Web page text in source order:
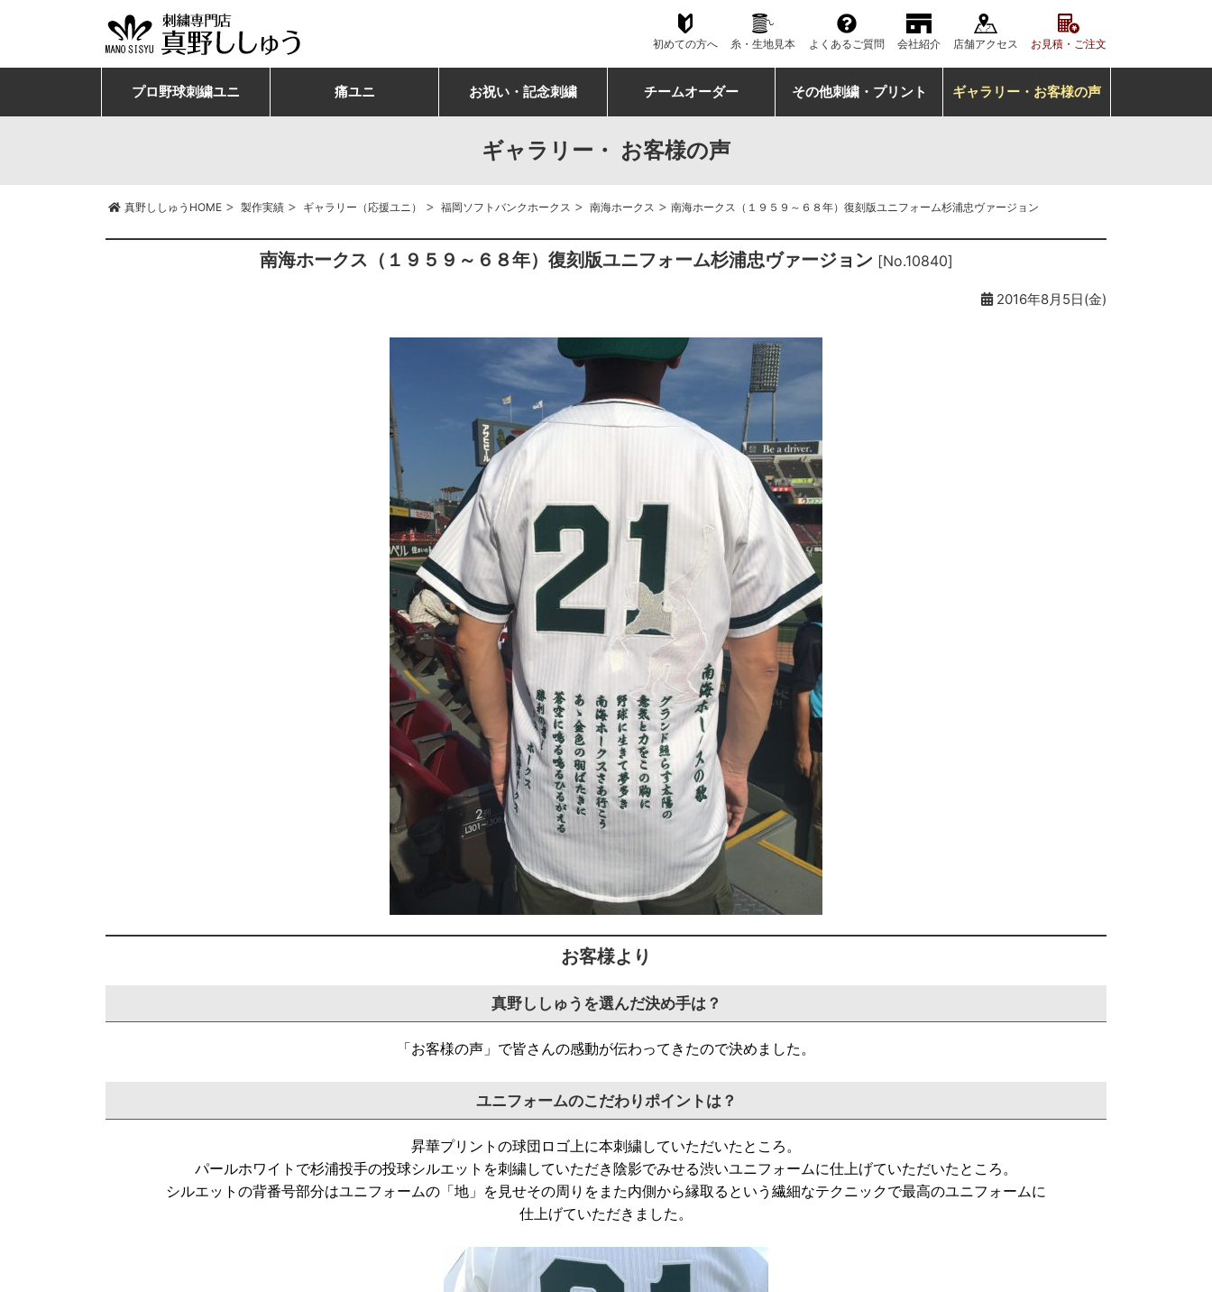
初めての方へ 糸・生地見本 よくあるご質問 会社紹介 店舗アクセス お見積・ご注文
プロ野球刺繍ユニ 痛ユニ お祝い・記念刺繍 チームオーダー その他刺繍・プリント ギャラリー・お客様の声
ギャラリー・ お客様の声
真野ししゅうHOME> 製作実績> ギャラリー（応援ユニ） > 福岡ソフトバンクホークス > 南海ホークス > 南海ホークス（１９５９～６８年）復刻版ユニフォーム杉浦忠ヴァージョン
南海ホークス（１９５９～６８年）復刻版ユニフォーム杉浦忠ヴァージョン [No.10840]
2016年8月5日(金)
お客様より
真野ししゅうを選んだ決め手は？
「お客様の声」で皆さんの感動が伝わってきたので決めました。
ユニフォームのこだわりポイントは？
昇華プリントの球団ロゴ上に本刺繍していただいたところ。
パールホワイトで杉浦投手の投球シルエットを刺繍していただき陰影でみせる渋いユニフォームに仕上げていただいたところ。
シルエットの背番号部分はユニフォームの「地」 を見せその周りをまた内側から縁取るという繊細なテクニックで最高のユニフォームに
仕上げていただきました。